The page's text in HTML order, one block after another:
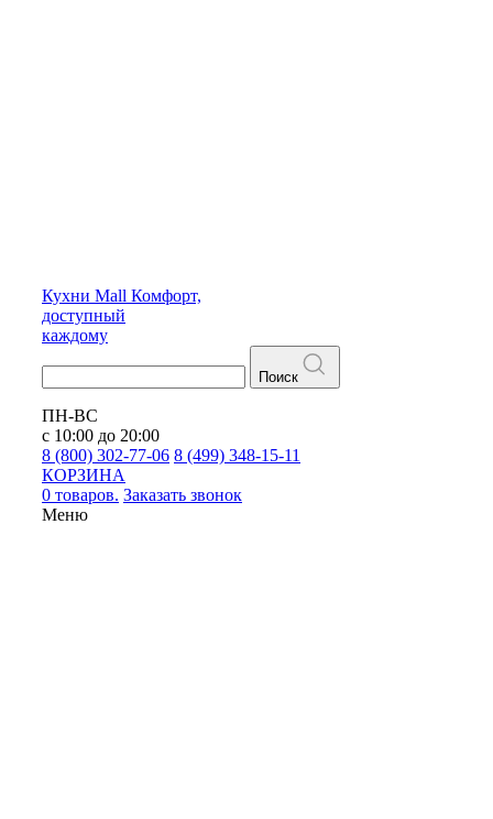
Кухни Mall Комфорт,
доступный
каждому
Поиск
ПН-ВС
с 10:00 до 20:00
8 (800) 302-77-06 8 (499) 348-15-11
КОРЗИНА
0 товаров. Заказать звонок
Меню